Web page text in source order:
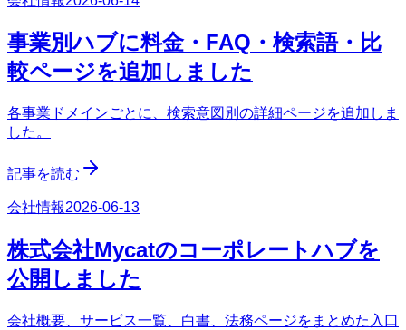
事業別ハブに料金・FAQ・検索語・比
較ページを追加しました
各事業ドメインごとに、検索意図別の詳細ページを追加しま
した。
記事を読む
会社情報2026-06-13
株式会社Mycatのコーポレートハブを
公開しました
会社概要、サービス一覧、白書、法務ページをまとめた入口